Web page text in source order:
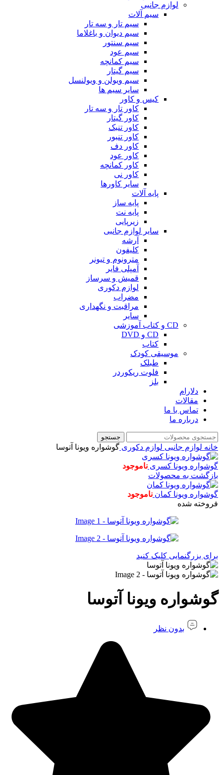
لوازم جانبی
سیم آلات
سیم تار و سه تار
سیم دیوان و باغلاما
سیم سنتور
سیم عود
سیم کمانچه
سیم گیتار
سیم ویولن و ویولنسل
سایر سیم ها
کیس و کاور
کاور تار و سه تار
کاور گیتار
کاور تنبک
کاور تنبور
کاور دف
کاور عود
کاور کمانچه
کاور نی
سایر کاورها
پایه آلات
پایه ساز
پایه نت
زیرپایی
سایر لوازم جانبی
آرشه
کلیفون
مترونوم و تیونر
آمپلی فایر
قمیش و سرساز
لوازم دکوری
مضراب
مراقبت و نگهداری
سایر
CD و کتاب آموزشی
CD و DVD
کتاب
موسیقی کودک
طبلک
فلوت ریکوردر
بلز
دلارام
مقالات
تماس با ما
درباره ما
جستجو
خانه لوازم جانبی لوازم دکوری گوشواره ویونا آتوسا
گوشواره ویونا کسری ناموجود
بازگشت به محصولات
گوشواره ویونا کمان ناموجود
فروخته شده
برای بزرگنمایی کلیک کنید
گوشواره ویونا آتوسا
بدون نظر